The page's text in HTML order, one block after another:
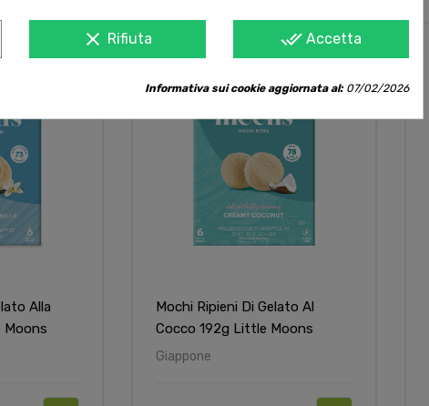
Alla
Moons
Mochi Ripieni Di Gelato Al
Cocco 192g Little Moons
Giappone
clear Rifiuta done_all Accetta
Informativa sui cookie aggiornata al:07/02/2026